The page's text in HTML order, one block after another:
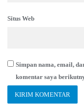
Situs Web
Simpan nama, email,
komentar saya